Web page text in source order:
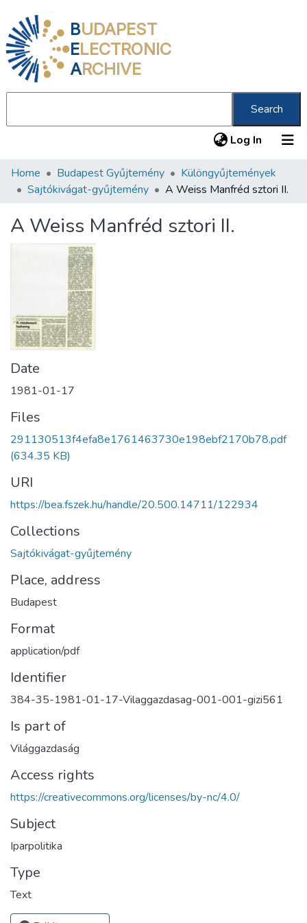
BUDAPEST
ELECTRONIC
ARCHIVE
Search
Log In (current)
Communities & Collections
Statistics
Home Budapest Gyűjtemény
Különgyűjtemények
Sajtókivágat-gyűjtemény
A Weiss Manfréd sztori II.
A Weiss Manfréd sztori II.
Date
1981-01-17
Files
291130513f4efa8e1761463730e198ebf2170b78.pdf
(634.35 KB)
URI
https://bea.fszek.hu/handle/20.500.14711/122934
Collections
Sajtókivágat-gyűjtemény
Place, address
Budapest
Format
application/pdf
Identifier
384-35-1981-01-17-Vilaggazdasag-001-001-gizi561
Is part of
Világgazdaság
Access rights
https://creativecommons.org/licenses/by-nc/4.0/
Subject
Iparpolitika
Type
Text